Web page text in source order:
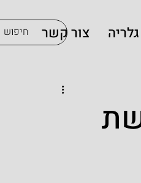
גלריה צור קשר